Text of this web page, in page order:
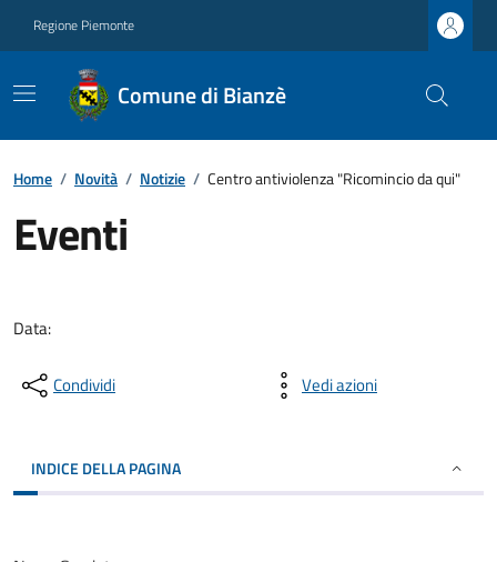
Regione Piemonte
Comune di Bianzè
Home / Novità / Notizie / Centro antiviolenza "Ricomincio da qui"
Eventi
Data:
Condividi Vedi azioni
INDICE DELLA PAGINA